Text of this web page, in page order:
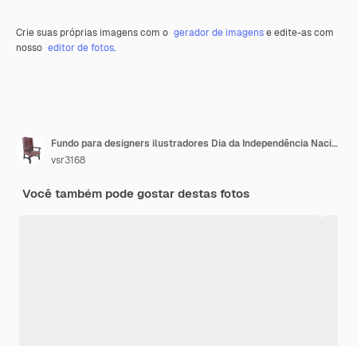
Crie suas próprias imagens com o gerador de imagense edite-as com
nosso editor de fotos.
Fundo para designers ilustradores Dia da Independência Nacional Bandeiras Itália e PuertoRico
vsr3168
Você também pode gostar destas fotos